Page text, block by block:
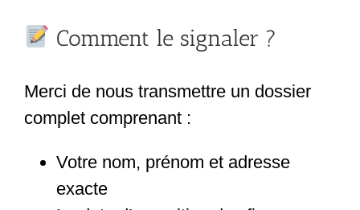
Comment le signaler ?
Merci de nous transmettre un dossier
complet comprenant :
Votre nom, prénom et adresse
exacte